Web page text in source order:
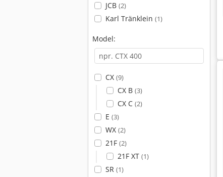
JCB (2)
Karl Tränklein (1)
Model:
CX (9)
CX B (3)
CX C (2)
E (3)
WX (2)
21F (2)
21F XT (1)
SR (1)